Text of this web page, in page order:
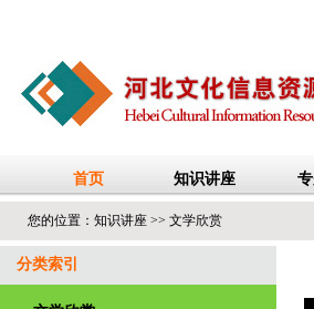
您的位置： 知识讲座 >> 文学欣赏
分类索引